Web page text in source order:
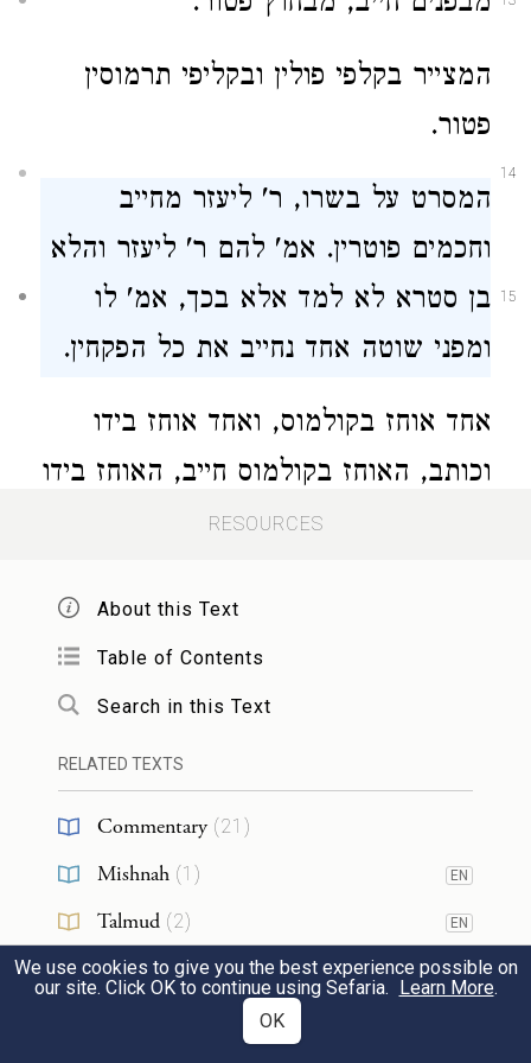
14
המצייר בקלפי פולין ובקליפי תרמוסין
פטור.
15
המסרט על בשרו, ר' ליעזר מחייב
וחכמים פוטרין. אמ' להם ר' ליעזר והלא
בן סטרא לא למד אלא בכך, אמ' לו
ומפני שוטה אחד נחייב את כל הפקחין.
אחד אוחז בקולמוס, ואחד אוחז בידו
וכותב, האוחז בקולמוס חייב, האוחז בידו
נתכוון לסייעו, האוחז
שוגג אוחז בקולמוס, ומזיד אוחז בידו
מזיד אוחז בקולמוס,ושוגג
פטו'.
17
קטן אוחז בקולמוס,וגדול אוחז בידו
וכותב חייב. גדול אוחז בקולמוס, וקטן
אוחז בידו
מודה
גמליאל לחכמים שאם כתב אות אחת
בשבת זו ואות אחת בשבת אחרת,אות
אחת בשבת ואות אחת
RESOURCES
About this Text
Table of Contents
Search in this Text
RELATED TEXTS
Commentary (21 )
Mishnah (1 ) EN
Talmud (2) EN
RESOURCES
We use cookies to give you the best experience possible on
our site. Click OK to continue using Sefaria. Learn More.
OK